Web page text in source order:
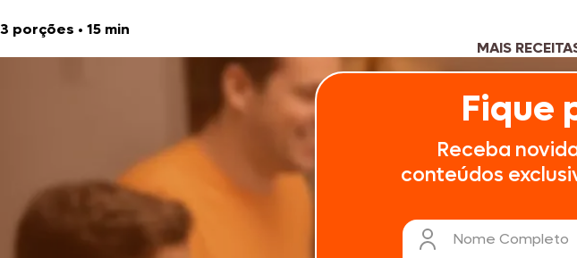
3 porções • 15 min
MAIS
Fique
Receba
conteúdos
Nome Completo